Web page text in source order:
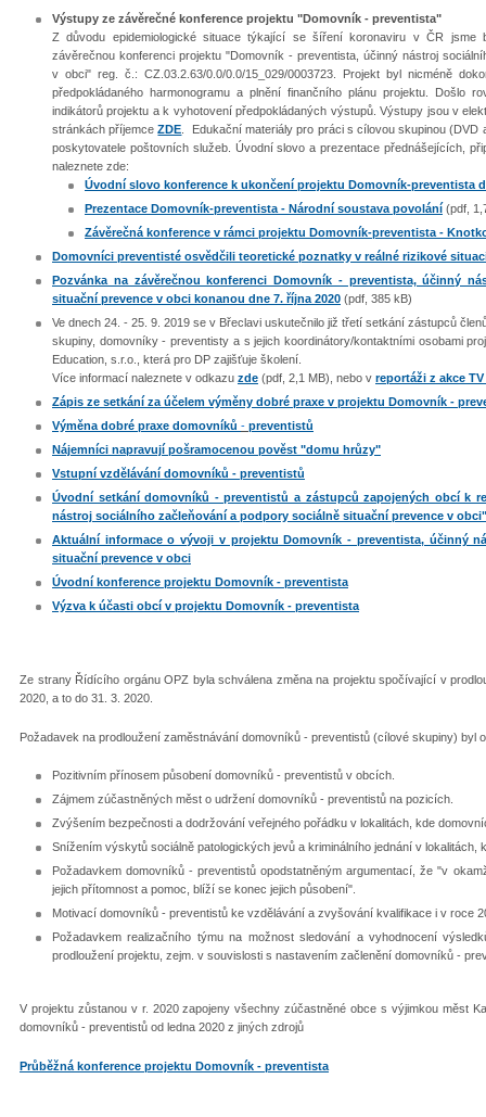
Výstupy ze závěrečné konference projektu "Domovník - preventista"
Z důvodu epidemiologické situace týkající se šíření koronaviru v ČR jsme
závěrečnou konferenci projektu "Domovník - preventista, účinný nástroj
v obci" reg. č.: CZ.03.2.63/0.0/0.0/15_029/0003723. Projekt byl nicméně
předpokládaného harmonogramu a plnění finančního plánu projektu. Došlo
indikátorů projektu a k vyhotovení předpokládaných výstupů. Výstupy jsou v
stránkách příjemceZDE. Edukační materiály pro práci s cílovou skupinou
poskytovatele poštovních služeb. Úvodní slovo a prezentace přednášejících,
naleznete zde:
Úvodní slovo konference k ukončení projektu Domovník-preventista
Prezentace Domovník-preventista - Národní soustava povolání (pdf,
Závěrečná konference v rámci projektu Domovník-preventista -
Domovníci preventisté osvědčili teoretické poznatky v reálné rizikové
Pozvánka na závěrečnou konferenci Domovník - preventista, účinný
situační prevence v obci konanou dne 7. října 2020 (pdf, 385 kB)
Ve dnech 24. - 25. 9. 2019 se v Břeclavi uskutečnilo již třetí setkání zástupců
skupiny, domovníky - preventisty a s jejich koordinátory/kontaktními osobami
Education, s.r.o., která pro DP zajišťuje školení.
Více informací naleznete v odkazu zde (pdf, 2,1 MB), nebo v reportáži z akce
Zápis ze setkání za účelem výměny dobré praxe v projektu Domovník -
Výměna dobré praxe domovníků - preventistů
Nájemníci napravují pošramocenou pověst "domu hrůzy"
Vstupní vzdělávání domovníků - preventistů
Úvodní setkání domovníků - preventistů a zástupců zapojených obcí k
nástroj sociálního začleňování a podpory sociálně situační prevence v obci"
Aktuální informace o vývoji v projektu Domovník - preventista, účinný
situační prevence v obci
Úvodní konference projektu Domovník - preventista
Výzva k účasti obcí v projektu Domovník - preventista
Ze strany Řídícího orgánu OPZ byla schválena změna na projektu spočívající v
2020, a to do 31. 3. 2020.
Požadavek na prodloužení zaměstnávání domovníků - preventistů (cílové skupiny) byl
Pozitivním přínosem působení domovníků - preventistů v obcích.
Zájmem zúčastněných měst o udržení domovníků - preventistů na pozicích.
Zvýšením bezpečnosti a dodržování veřejného pořádku v lokalitách, kde
Snížením výskytů sociálně patologických jevů a kriminálního jednání v lokalitách,
Požadavkem domovníků - preventistů opodstatněným argumentací, že "v
jejich přítomnost a pomoc, blíží se konec jejich působení".
Motivací domovníků - preventistů ke vzdělávání a zvyšování kvalifikace i v roce
Požadavkem realizačního týmu na možnost sledování a vyhodnocení
prodloužení projektu, zejm. v souvislosti s nastavením začlenění domovníků -
V projektu zůstanou v r. 2020 zapojeny všechny zúčastněné obce s výjimkou měst
domovníků - preventistů od ledna 2020 z jiných zdrojů
Průběžná konference projektu Domovník - preventista